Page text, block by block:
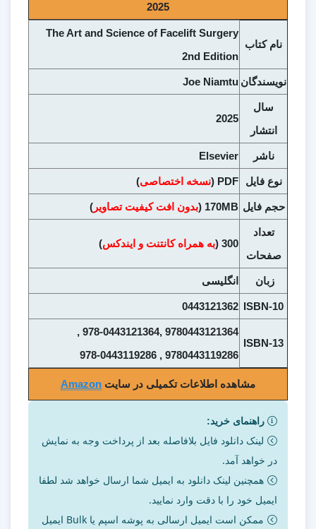
2025
نام کتاب
The Art and Science of Facelift Surgery
2nd Edition
نويسندگان Joe Niamtu
سال
انتشار
2025
ناشر Elsevier
نوع فايل PDF ( نسخه اختصاصی)
حجم فايل 170MB ( بدون افت کیفیت تصاویر )
تعداد
صفحات
300 ( به همراه کانتنت و ایندکس)
زبان انگلیسی
ISBN-10
0443121362
ISBN-13
9780443121364 ,978-0443121364 ,
9780443119286 , 978-0443119286
مشاهده اطلاعات تکمیلی در سایت Amazon
راهنمای خرید:
لینک دانلود فایل بلافاصله بعد از پرداخت وجه به نمایش
در خواهد آمد.
همچنین لینک دانلود به ایمیل شما ارسال خواهد شد لطفا
ایمیل خود را با دقت وارد نمایید.
ممکن است ایمیل ارسالی به پوشه اسپم یا Bulk ایمیل